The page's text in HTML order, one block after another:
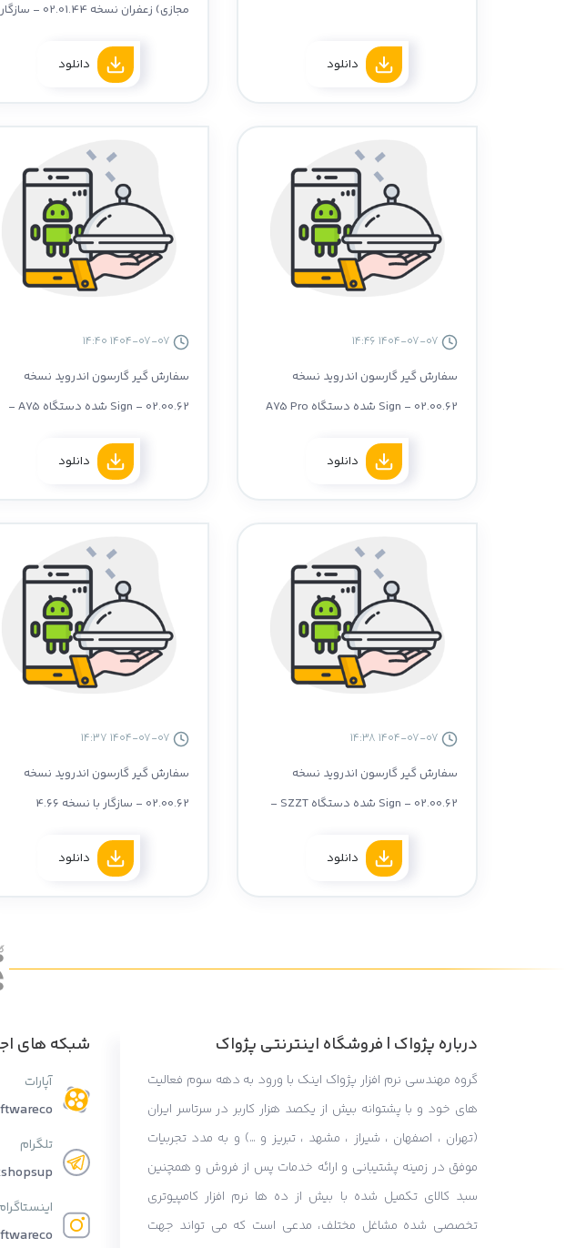
دانلود
مجازی) زعفران نسخه 02.01.44 -
دانلود
سفارش گیر گارسون اندروید نسخه
02.00.62 - Sign شده دستگاه A75 Pro
دانلود
سفارش گیر گارسون اندروید نسخه
02.00.62 - Sign شده دستگاه A75 -
دانلود
سفارش گیر گارسون اندروید نسخه
02.00.62 - Sign شده دستگاه SZZT -
دانلود
سفارش گیر گارسون اندروید نسخه
02.00.62 - سازگار با نسخه 4.66
دانلود
درباره پژواک | فروشگاه اینترنتی پژواک
گروه مهندسی نرم افزار پژواک اینک با ورود به دهه سوم فعالیت
های خود و با پشتوانه بیش از یکصد هزار کاربر در سرتاسر ایران
(تهران ، اصفهان ، شیراز ، مشهد ، تبریز و …) و به مدد تجربیات
موفق در زمینه پشتیبانی و ارائه خدمات پس از فروش و همچنین
سبد کالای تکمیل شده با بیش از ده ها نرم افزار کامپیوتری
تخصصی شده مشاغل مختلف، مدعی است که می تواند جهت
شبکه های
آپارات
تلگرام